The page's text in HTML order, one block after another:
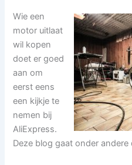
Wie een
motor uitlaat
wil kopen
doet er goed
aan om
eerst eens
een kijkje te
nemen bij
AliExpress.
Deze blog gaat onder